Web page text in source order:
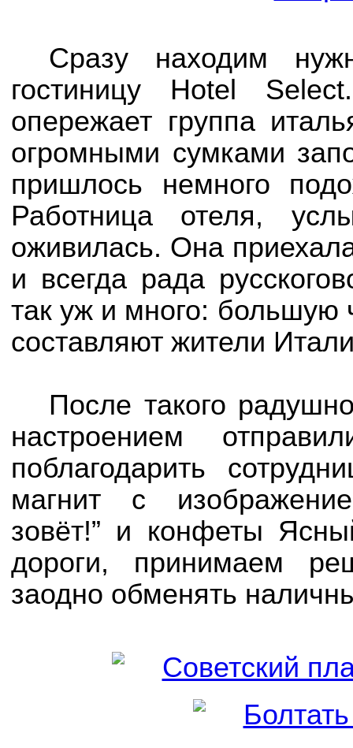
Сразу находим
гостиницу Hotel
опережает группа
огромными сумками
пришлось немного
Работница отеля,
оживилась. Она
и всегда рада
так уж и много: большую
составляют жители
После такого
настроением
поблагодарить
магнит с
зовёт!” и конфеты
дороги, принимаем
заодно обменять